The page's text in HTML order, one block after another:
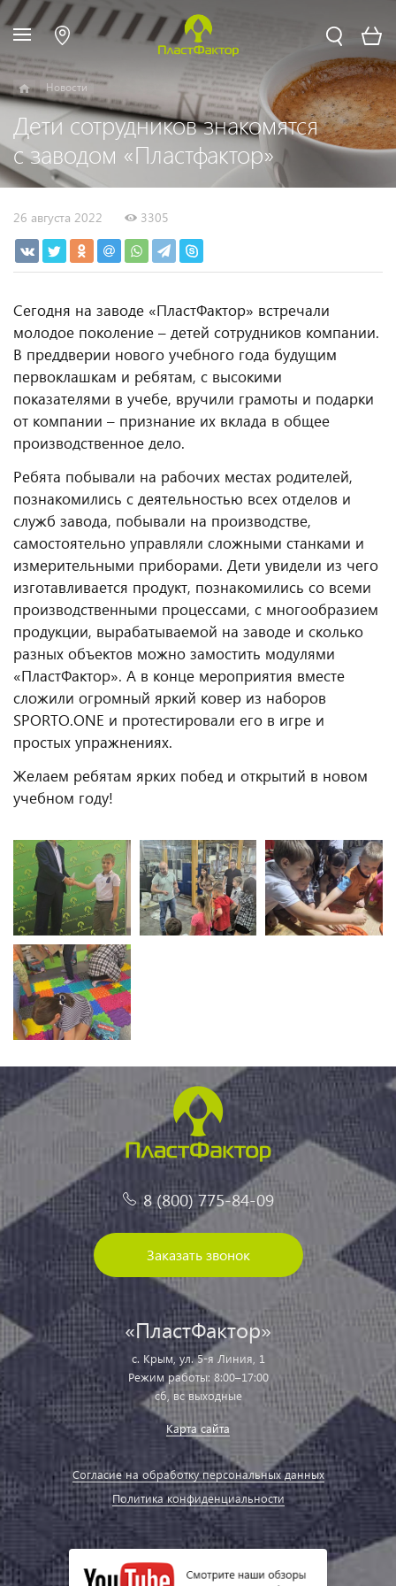
Новости
Дети сотрудников знакомятся
с заводом «Пластфактор»
26 августа 2022 3305
Сегодня на заводе «ПластФактор» встречали
молодое поколение – детей сотрудников компании.
В преддверии нового учебного года будущим
первоклашкам и ребятам, с высокими
показателями в учебе, вручили грамоты и подарки
от компании – признание их вклада в общее
производственное дело.
Ребята побывали на рабочих местах родителей,
познакомились с деятельностью всех отделов и
служб завода, побывали на производстве,
самостоятельно управляли сложными станками и
измерительными приборами. Дети увидели из чего
изготавливается продукт, познакомились со всеми
производственными процессами, с многообразием
продукции, вырабатываемой на заводе и сколько
разных объектов можно замостить модулями
«ПластФактор». А в конце мероприятия вместе
сложили огромный яркий ковер из наборов
SPORTO.ONE и протестировали его в игре и
простых упражнениях.
Желаем ребятам ярких побед и открытий в новом
учебном году!
8 (800) 775-84-09
Заказать звонок
«ПластФактор»
с. Крым, ул. 5-я Линия, 1
Режим работы: 8:00–17:00
сб, вс выходные
Карта сайта
Согласие на обработку персональных данных
Политика конфиденциальности